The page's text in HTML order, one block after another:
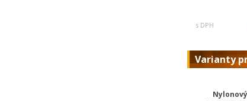
s DPH
Varianty